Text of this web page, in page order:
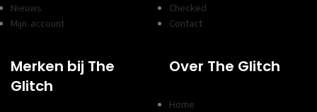
Nieuws
Mijn account
Checked
Contact
Merken bij The
Glitch
Over The Glitch
Home